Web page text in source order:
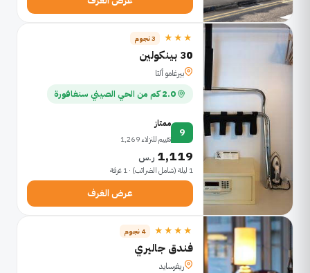
★★★ 3 نجوم
30 بينكولين
بيرغامو ألتا
2.0 كم من الحي الصيني سنغافورة
9
ممتاز
تقييم للنزلاء 1,269
1,119 ر.س
1 ليلة (شامل الضرائب) · 1 غرفة
عرض الغرف
★★★★ 4 نجوم
فندق جاليري
ريفرسايد